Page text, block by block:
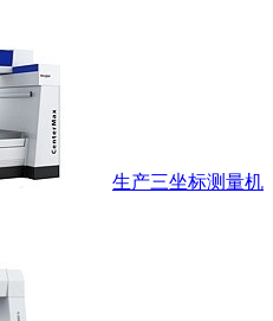
生产三坐标测量机